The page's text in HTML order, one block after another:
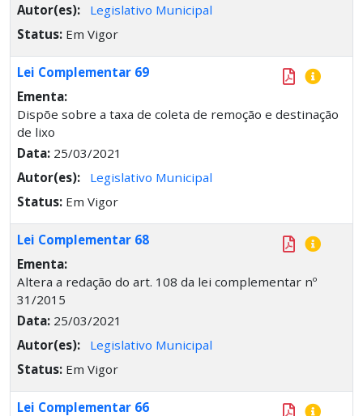
Autor(es):
Legislativo Municipal
Status: Em Vigor
Lei Complementar 69
Ementa:
Dispõe sobre a taxa de coleta de remoção e destinação
de lixo
Data: 25/03/2021
Autor(es):
Legislativo Municipal
Status: Em Vigor
Lei Complementar 68
Ementa:
Altera a redação do art. 108 da lei complementar nº
31/2015
Data: 25/03/2021
Autor(es):
Legislativo Municipal
Status: Em Vigor
Lei Complementar 66